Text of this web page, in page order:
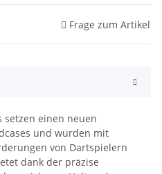
Frage zum Artikel
setzen einen neuen
und wurden mit
von Dartspielern
dank der präzise